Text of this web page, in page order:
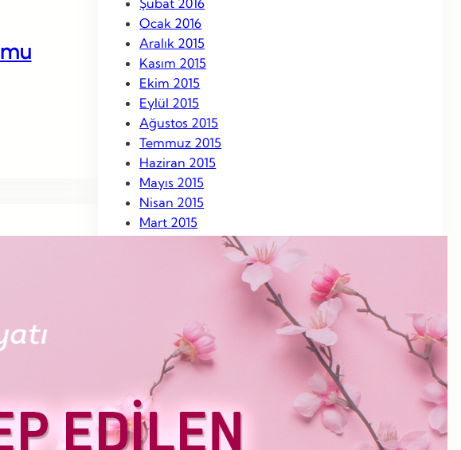
Ocak 2016
Aralık 2015
Kasım 2015
Ekim 2015
Eylül 2015
Ağustos 2015
Temmuz 2015
Haziran 2015
Mayıs 2015
Nisan 2015
Mart 2015
Eylül 2014
Ağustos 2014
Temmuz 2014
Haziran 2014
Mayıs 2014
Nisan 2014